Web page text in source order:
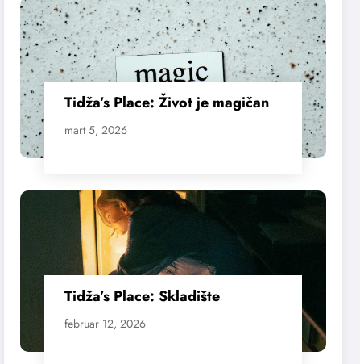
Tidža’s Place: Život je magičan
mart 5, 2026
Tidža’s Place: Skladište
februar 12, 2026